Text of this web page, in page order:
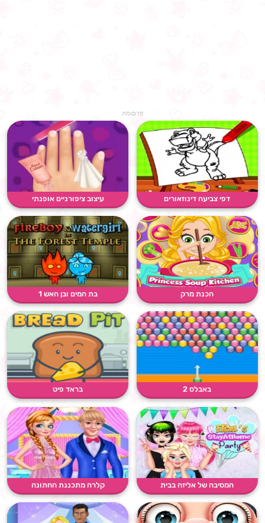
פרסומת
דפי צביעה דינוזאורים עיצוב ציפורניים אופנתי
הכנת מרק בת המים ובן האש 1
באבלס 2 בראד פיט
המסיבה של אליזה בבית קלרה מתכננת החתונה